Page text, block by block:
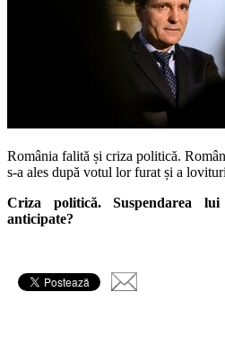
România falită și criza politică.
s-a ales după votul lor furat și a
Criza politică. Suspendarea
anticipate?